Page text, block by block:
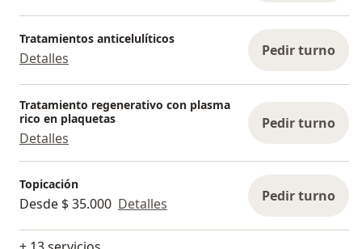
Tratamientos anticelulíticos
Detalles Pedir turno
Tratamiento regenerativo con plasma
rico en plaquetas
Detalles
Pedir turno
Topicación
Desde $ 35.000 Detalles Pedir turno